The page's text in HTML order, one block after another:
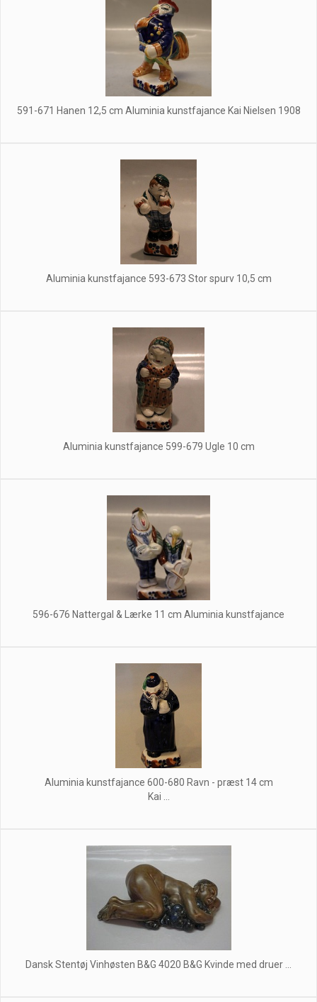
591-671 Hanen 12,5 cm Aluminia kunstfajance Kai Nielsen 1908
Aluminia kunstfajance 593-673 Stor spurv 10,5 cm
Aluminia kunstfajance 599-679 Ugle 10 cm
596-676 Nattergal & Lærke 11 cm Aluminia kunstfajance
Aluminia kunstfajance 600-680 Ravn - præst 14 cm
Kai ...
Dansk Stentøj Vinhøsten B&G 4020 B&G Kvinde med druer ...